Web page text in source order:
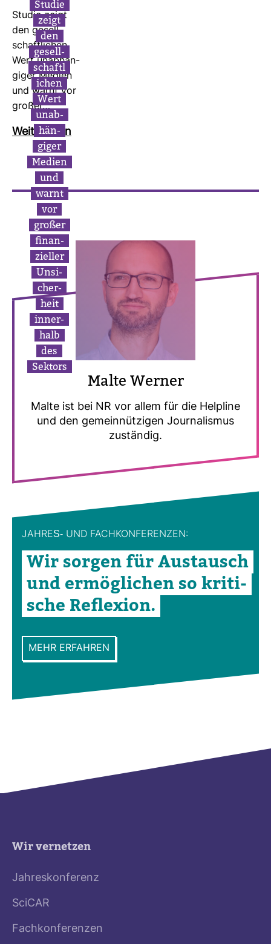
Studie
zeigt
den
gesell­
schaft­l
i­chen
Wert
unab­
hän­
giger
Medien
und
warnt
vor
großer
finan­
zi­eller
Unsi­
cher­
heit
inner­
halb
des
Sek­tors
Studie zeigt
den gesell­
schaft­li­chen
Wert unab­hän­
giger Medien
und warnt vor
großer…
Wei­ter­lesen
Malte Werner
Malte ist bei NR vor allem für die Hel­pline
und den gemein­nüt­zigen Jour­na­lismus
zuständig.
JAHRES-​ UND FACH­KON­FE­RENZEN:
Wir sorgen für Aus­tausch
und ermög­li­chen so kri­ti­
sche Refle­xion.
MEHR ERFAHREN
Wir vernetzen
Jahreskonferenz
SciCAR
Fachkonferenzen